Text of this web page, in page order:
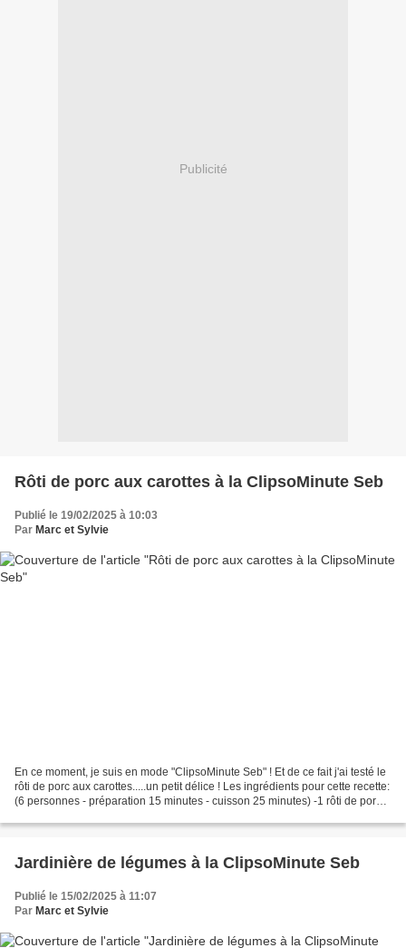
Publicité
Rôti de porc aux carottes à la ClipsoMinute Seb
Publié le 19/02/2025 à 10:03
Par Marc et Sylvie
En ce moment, je suis en mode "ClipsoMinute Seb" ! Et de ce fait j'ai testé le
rôti de porc aux carottes.....un petit délice ! Les ingrédients pour cette recette:
(6 personnes - préparation 15 minutes - cuisson 25 minutes) -1 rôti de porc
Jardinière de légumes à la ClipsoMinute Seb
Publié le 15/02/2025 à 11:07
Par Marc et Sylvie